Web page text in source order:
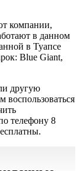
компании,
в данном
в Туапсе
Blue Giant,
другую
воспользоваться
телефону 8